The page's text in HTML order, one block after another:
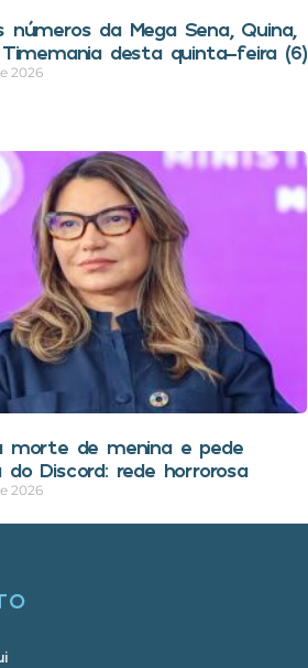
números da Mega Sena, Quina,
desta quinta-feira (6)
2026
morte de menina e pede
do Discord: rede horrorosa
2026